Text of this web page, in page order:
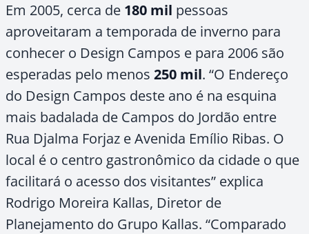
Em 2005, cerca de 180 mil pessoas
aproveitaram a temporada de inverno para
conhecer o Design Campos e para 2006 são
esperadas pelo menos 250 mil. “O Endereço
do Design Campos deste ano é na esquina
mais badalada de Campos do Jordão entre
Rua Djalma Forjaz e Avenida Emílio Ribas. O
local é o centro gastronômico da cidade o que
facilitará o acesso dos visitantes” explica
Rodrigo Moreira Kallas, Diretor de
Planejamento do Grupo Kallas. “Comparado